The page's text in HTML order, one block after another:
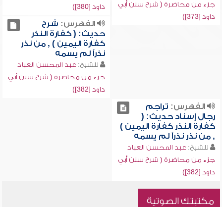
جزء من محاضرة ( شرح سنن أبي
داود [373])
داود [380])
الفهرس: شرح
حديث: ( كفارة النذر
كفارة اليمين ) , من نذر
نذراً لم يسمه
للشيخ: عبد المحسن العباد
جزء من محاضرة ( شرح سنن أبي
داود [382])
الفهرس: تراجم
رجال إسناد حديث: (
كفارة النذر كفارة اليمين )
, من نذر نذراً لم يسمه
للشيخ: عبد المحسن العباد
جزء من محاضرة ( شرح سنن أبي
داود [382])
مكتبتك الصوتية